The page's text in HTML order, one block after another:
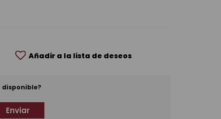
Añadir a la lista de deseos
disponible?